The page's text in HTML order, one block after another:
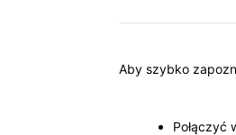
Aby szybko
Połączyć